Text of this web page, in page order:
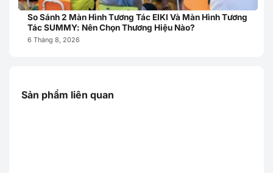
So Sánh 2 Màn Hình Tương Tác EIKI Và Màn Hình Tương
Tác SUMMY: Nên Chọn Thương Hiệu Nào?
6 Tháng 8, 2026
Sản phẩm liên quan